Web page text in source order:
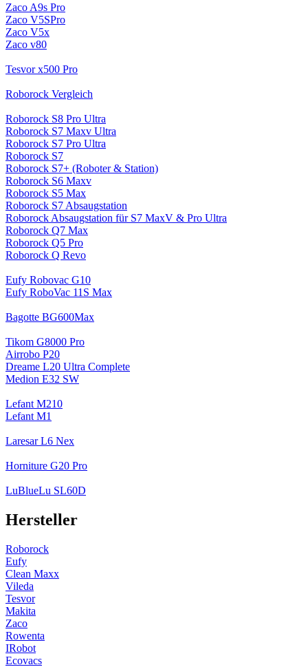
Zaco A9s Pro
Zaco V5SPro
Zaco V5x
Zaco v80
Tesvor x500 Pro
Roborock Vergleich
Roborock S8 Pro Ultra
Roborock S7 Maxv Ultra
Roborock S7 Pro Ultra
Roborock S7
Roborock S7+ (Roboter & Station)
Roborock S6 Maxv
Roborock S5 Max
Roborock S7 Absaugstation
Roborock Absaugstation für S7 MaxV & Pro Ultra
Roborock Q7 Max
Roborock Q5 Pro
Roborock Q Revo
Eufy Robovac G10
Eufy RoboVac 11S Max
Bagotte BG600Max
Tikom G8000 Pro
Airrobo P20
Dreame L20 Ultra Complete
Medion E32 SW
Lefant M210
Lefant M1
Laresar L6 Nex
Horniture G20 Pro
LuBlueLu SL60D
Hersteller
Roborock
Eufy
Clean Maxx
Vileda
Tesvor
Makita
Zaco
Rowenta
IRobot
Ecovacs